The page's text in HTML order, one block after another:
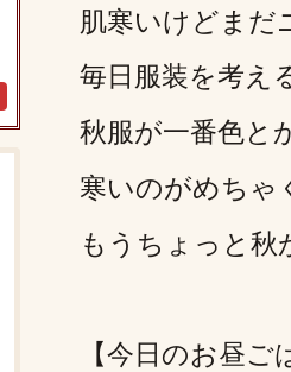
肌寒いけどまだ
毎日服装を考え
秋服が一番色と
寒いのがめちゃ
もうちょっと
【今日のお昼ご